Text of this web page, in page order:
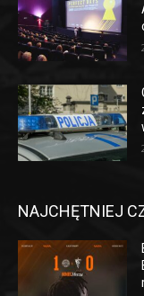
NAJCHĘTNIEJ